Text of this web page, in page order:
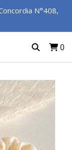
N°408,
0